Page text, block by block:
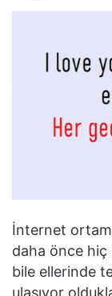
İnternet
daha önce hiç
bile ellerinde
ulaşıyor